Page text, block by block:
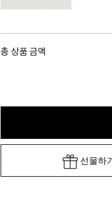
총 상품 금액
선물하기